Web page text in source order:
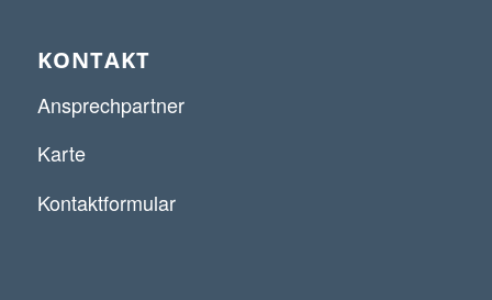
KONTAKT
Ansprechpartner
Karte
Kontaktformular